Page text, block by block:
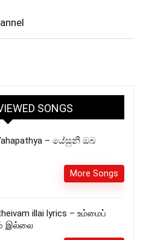
SONGS
– යේසුනී ඔබ
More Songs
illai lyrics – உம்மைப்
இல்லை